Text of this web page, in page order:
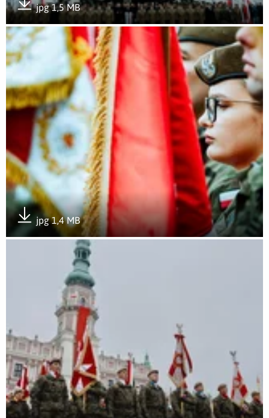
jpg 1,5 MB
Pobierz załącznik
Otwórz załącznik Wojska Obrony Terytorialnej świętowały
jpg 1,4 MB
Pobierz załącznik
Otwórz załącznik Wojska Obrony Terytorialnej świętowały